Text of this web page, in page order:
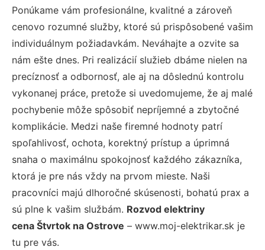
Ponúkame vám profesionálne, kvalitné a zároveň
cenovo rozumné služby, ktoré sú prispôsobené vašim
individuálnym požiadavkám. Neváhajte a ozvite sa
nám ešte dnes. Pri realizácií služieb dbáme nielen na
precíznosť a odbornosť, ale aj na dôslednú kontrolu
vykonanej práce, pretože si uvedomujeme, že aj malé
pochybenie môže spôsobiť nepríjemné a zbytočné
komplikácie. Medzi naše firemné hodnoty patrí
spoľahlivosť, ochota, korektný prístup a úprimná
snaha o maximálnu spokojnosť každého zákazníka,
ktorá je pre nás vždy na prvom mieste. Naši
pracovníci majú dlhoročné skúsenosti, bohatú prax a
sú plne k vašim službám. Rozvod elektriny
cena Štvrtok na Ostrove – www.moj-elektrikar.sk je
tu pre vás.